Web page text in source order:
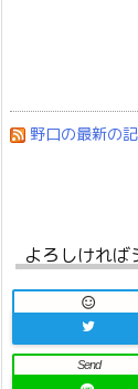
野口の最新の
よろしければ

Send